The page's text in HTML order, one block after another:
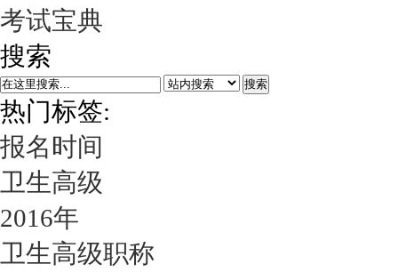
考试宝典
搜索
搜索
热门标签:
报名时间
卫生高级
2016年
卫生高级职称